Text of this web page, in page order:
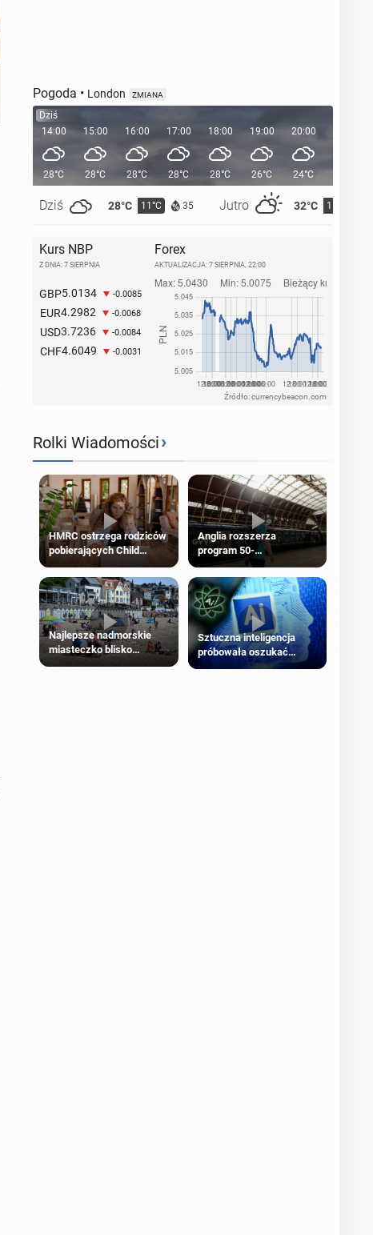
Pogoda • London ZMIANA
Dziś
14:00
28°C
Dziś 28°C 11°C 35 Jutro 32°C 15°C
15:00
28°C
16:00
28°C
17:00
28°C
18:00
28°C
19:00
26°C
20:00
24°C
Kurs NBP
Z DNIA: 7 SIERPNIA
GBP5.0134 -0.0085
EUR4.2982 -0.0068
USD3.7236 -0.0084
CHF4.6049 -0.0031
Forex
AKTUALIZACJA: 7 SIERPNIA, 22:00
Źródło: currencybeacon.com
Rolki Wiadomości›
HMRC ostrzega rodziców
pobierających Child
Benefit. Mogą być
zobowiązani do zwrotu
zasiłku
Anglia rozszerza
program 50-
procentowych zniżek
kolejowych na 18-latków
Najlepsze nadmorskie
miasteczko blisko
Sztuczna inteligencja
próbowała oszukać
człowieka